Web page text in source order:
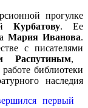
прогулке
Курбатову. Ее
Мария Иванова.
с писателями
Распутиным,
библиотеки
наследия